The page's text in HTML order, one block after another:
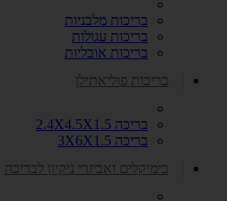
בריכות מלבניות
בריכות עגולות
בריכות אובליות
בריכות פוליאתילן
בריכה 2.4X4.5X1.5
בריכה 3X6X1.5
כימיקלים ואביזרי ניקיון לבריכה